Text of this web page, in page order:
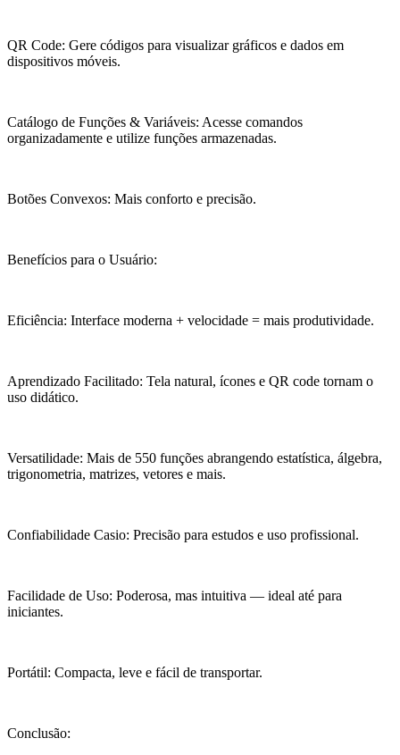
QR Code: Gere códigos para visualizar gráficos e dados em
dispositivos móveis.
Catálogo de Funções & Variáveis: Acesse comandos
organizadamente e utilize funções armazenadas.
Botões Convexos: Mais conforto e precisão.
Benefícios para o Usuário:
Eficiência: Interface moderna + velocidade = mais produtividade.
Aprendizado Facilitado: Tela natural, ícones e QR code tornam o
uso didático.
Versatilidade: Mais de 550 funções abrangendo estatística, álgebra,
trigonometria, matrizes, vetores e mais.
Confiabilidade Casio: Precisão para estudos e uso profissional.
Facilidade de Uso: Poderosa, mas intuitiva — ideal até para
iniciantes.
Portátil: Compacta, leve e fácil de transportar.
Conclusão: